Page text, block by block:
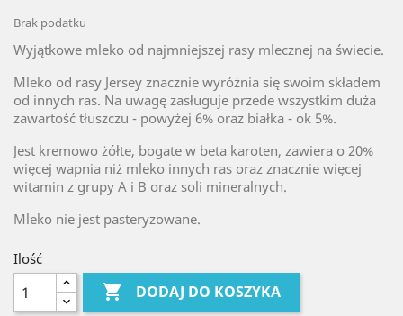
Brak podatku
Wyjątkowe mleko od najmniejszej rasy mlecznej na świecie.
Mleko od rasy Jersey znacznie wyróżnia się swoim składem
od innych ras. Na uwagę zasługuje przede wszystkim duża
zawartość tłuszczu - powyżej 6% oraz białka - ok 5%.
Jest kremowo żółte, bogate w beta karoten, zawiera o 20%
więcej wapnia niż mleko innych ras oraz znacznie więcej
witamin z grupy A i B oraz soli mineralnych.
Mleko nie jest pasteryzowane.
Ilość
 DODAJ DO KOSZYKA